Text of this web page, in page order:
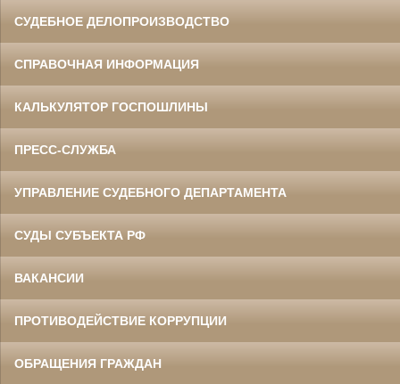
СУДЕБНОЕ ДЕЛОПРОИЗВОДСТВО
СПРАВОЧНАЯ ИНФОРМАЦИЯ
КАЛЬКУЛЯТОР ГОСПОШЛИНЫ
ПРЕСС-СЛУЖБА
УПРАВЛЕНИЕ СУДЕБНОГО ДЕПАРТАМЕНТА
СУДЫ СУБЪЕКТА РФ
ВАКАНСИИ
ПРОТИВОДЕЙСТВИЕ КОРРУПЦИИ
ОБРАЩЕНИЯ ГРАЖДАН